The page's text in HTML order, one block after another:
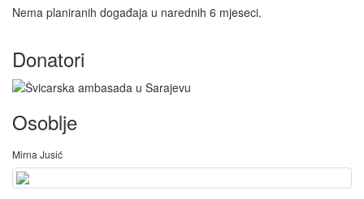
Nema planiranih događaja u narednih 6 mjeseci.
Donatori
Osoblje
Mirna Jusić